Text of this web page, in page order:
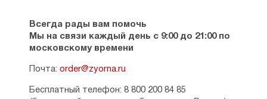
Всегда рады вам помочь
Мы на связи каждый день с 9:00 до 21:00 по
московскому времени
Почта: order@zyorna.ru
Бесплатный телефон: 8 800 200 84 85